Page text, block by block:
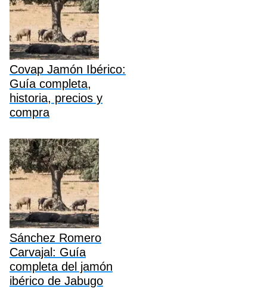
Covap Jamón Ibérico:
Guía completa,
historia, precios y
compra
Sánchez Romero
Carvajal: Guía
completa del jamón
ibérico de Jabugo